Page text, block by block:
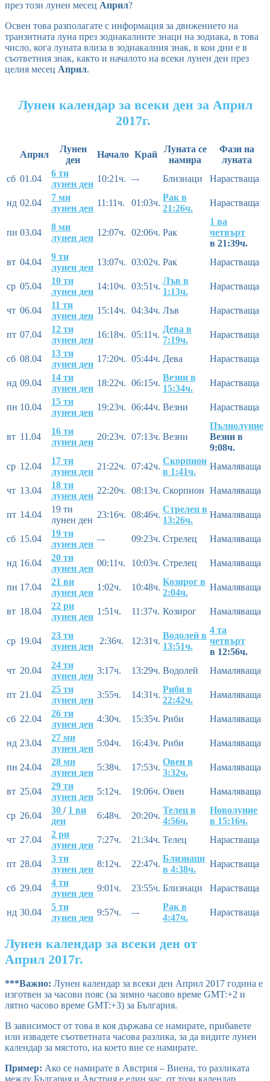
през този лунен месец Април?
Освен това разполагате с информация за движението на
транзитната луна през зодиакалните знаци на зодиака, в това
число, кога луната влиза в зодиакалния знак, в кои дни е в
съответния знак, както и началото на всеки лунен ден през
целия месец Април.
Лунен календар за всеки ден за Април
2017г.
Април
Лунен
ден
Начало Край
Луната се
намира
Фази на
луната
сб 01.04
6 ти
лунен ден
10:21ч. –- Близнаци Нарастваща
нд 02.04
7 ми
лунен ден
11:11ч. 01:03ч.
Рак в
21:26ч.
Нарастваща
пн 03.04
8 ми
лунен ден
12:07ч. 02:06ч. Рак
1 ва
четвърт
в 21:39ч.
вт 04.04
9 ти
лунен ден
13:07ч. 03:02ч. Рак Нарастваща
ср 05.04
10 ти
лунен ден
14:10ч. 03:51ч.
Лъв в
1:13ч.
Нарастваща
чт 06.04
11 ти
лунен ден
15:14ч. 04:34ч. Лъв Нарастваща
пт 07.04
12 ти
лунен ден
16:18ч. 05:11ч.
Дева в
7:19ч.
Нарастваща
сб 08.04
13 ти
лунен ден
17:20ч. 05:44ч. Дева Нарастваща
нд 09.04
14 ти
лунен ден
18:22ч. 06:15ч.
Везни в
15:34ч.
Нарастваща
пн 10.04
15 ти
лунен ден
19:23ч. 06:44ч. Везни Нарастваща
вт 11.04
16 ти
лунен ден
20:23ч. 07:13ч. Везни
Пълнолуние
Везни в
9:08ч.
ср 12.04
17 ти
лунен ден
21:22ч. 07:42ч.
Скорпион
в 1:41ч.
Намаляваща
чт 13.04
18 ти
лунен ден
22:20ч. 08:13ч. Скорпион Намаляваща
пт 14.04
19 ти
лунен ден
23:16ч. 08:46ч.
Стрелец в
13:26ч.
Намаляваща
сб 15.04
19 ти
лунен ден
–- 09:23ч. Стрелец Намаляваща
нд 16.04
20 ти
лунен ден
00:11ч. 10:03ч. Стрелец Намаляваща
пн 17.04
21 ви
лунен ден
1:02ч. 10:48ч.
Козирог в
2:04ч.
Намаляваща
вт 18.04
22 ри
лунен ден
1:51ч. 11:37ч. Козирог Намаляваща
ср 19.04
23 ти
лунен ден
2:36ч. 12:31ч.
Водолей в
13:51ч.
4 та
четвърт
в 12:56ч.
чт 20.04
24 ти
лунен ден
3:17ч. 13:29ч. Водолей Намаляваща
пт 21.04
25 ти
лунен ден
3:55ч. 14:31ч.
Риби в
22:42ч.
Намаляваща
сб 22.04
26 ти
лунен ден
4:30ч. 15:35ч. Риби Намаляваща
нд 23.04
27 ми
лунен ден
5:04ч. 16:43ч. Риби Намаляваща
пн 24.04
28 ми
лунен ден
5:38ч. 17:53ч.
Овен в
3:32ч.
Намаляваща
вт 25.04
29 ти
лунен ден
5:12ч. 19:06ч. Овен Намаляваща
ср 26.04
30 / 1 ви
ден
6:48ч. 20:20ч.
Телец в
4:56ч.
Новолуние
в 15:16ч.
чт 27.04
2 ри
лунен ден
7:27ч. 21:34ч. Телец Нарастваща
пт 28.04
3 ти
лунен ден
8:12ч. 22:47ч.
Близнаци
в 4:38ч.
Нарастваща
сб 29.04
4 ти
лунен ден
9:01ч. 23:55ч. Близнаци Нарастваща
нд 30.04
5 ти
лунен ден
9:57ч. –-
Рак в
4:47ч.
Нарастваща
Лунен календар за всеки ден от
Април 2017г.
***Важно: Лунен календар за всеки ден Април 2017 година е
изготвен за часови пояс (за зимно часово време GMT:+2 и
лятно часово време GMT:+3) за България.
В зависимост от това в коя държава се намирате, прибавете
или извадете съответната часова разлика, за да видите лунен
календар за мястото, на което вие се намирате.
Пример: Ако се намирате в Австрия – Виена, то разликата